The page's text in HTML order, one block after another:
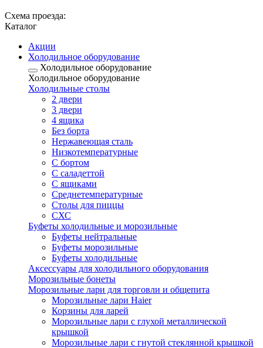
Схема проезда:
Каталог
Акции
Холодильное оборудование
Холодильное оборудование
Холодильное оборудование
Холодильные столы
2 двери
3 двери
4 ящика
Без борта
Нержавеющая сталь
Низкотемпературные
С бортом
С саладеттой
С ящиками
Среднетемпературные
Столы для пиццы
СХС
Буфеты холодильные и морозильные
Буфеты нейтральные
Буфеты морозильные
Буфеты холодильные
Аксессуары для холодильного оборудования
Морозильные бонеты
Морозильные лари для торговли и общепита
Морозильные лари Haier
Корзины для ларей
Морозильные лари с глухой металлической
крышкой
Морозильные лари с гнутой стеклянной крышкой